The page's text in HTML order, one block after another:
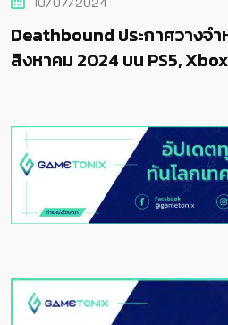
Deathbound ประกาศวางจ
สิงหาคม 2024 บน PS5, Xbox